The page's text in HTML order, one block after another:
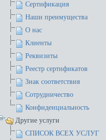
Сертификация
Наши преимущества
О нас
Клиенты
Реквизиты
Реестр сертификатов
Знак соответствия
Сотрудничество
Конфиденциальность
Другие услуги
СПИСОК ВСЕХ УСЛУГ